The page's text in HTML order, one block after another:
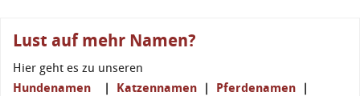
Lust auf mehr Namen?
Hier geht es zu unseren
Hundenamen | Katzennamen | Pferdenamen |